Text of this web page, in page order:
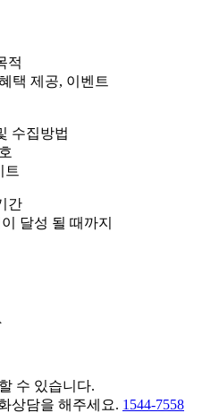
적
택 제공, 이벤트
수집방법
트
간
달성 될 때까지
수 있습니다.
상담을 해주세요. 1544-7558